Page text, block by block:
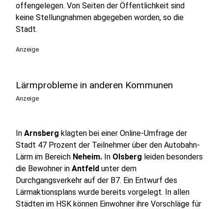
offengelegen. Von Seiten der Öffentlichkeit sind
keine Stellungnahmen abgegeben worden, so die
Stadt.
Anzeige
Lärmprobleme in anderen Kommunen
Anzeige
In Arnsberg klagten bei einer Online-Umfrage der
Stadt 47 Prozent der Teilnehmer über den Autobahn-
Lärm im Bereich Neheim. In Olsberg leiden besonders
die Bewohner in Antfeld unter dem
Durchgangsverkehr auf der B7. Ein Entwurf des
Lärmaktionsplans wurde bereits vorgelegt. In allen
Städten im HSK können Einwohner ihre Vorschläge für